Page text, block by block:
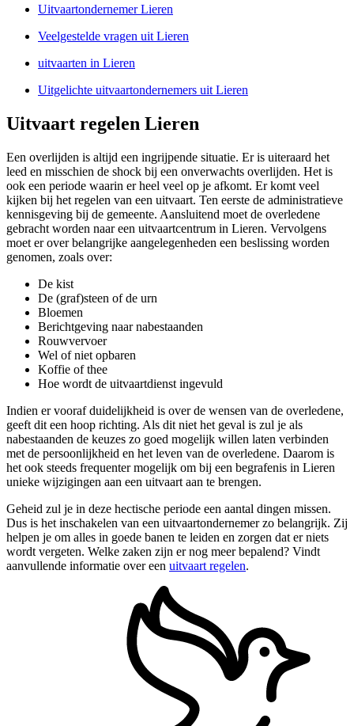
Uitvaartondernemer Lieren
Veelgestelde vragen uit Lieren
uitvaarten in Lieren
Uitgelichte uitvaartondernemers uit Lieren
Uitvaart regelen Lieren
Een overlijden is altijd een ingrijpende situatie. Er is uiteraard het
leed en misschien de shock bij een onverwachts overlijden. Het is
ook een periode waarin er heel veel op je afkomt. Er komt veel
kijken bij het regelen van een uitvaart. Ten eerste de administratieve
kennisgeving bij de gemeente. Aansluitend moet de overledene
gebracht worden naar een uitvaartcentrum in Lieren. Vervolgens
moet er over belangrijke aangelegenheden een beslissing worden
genomen, zoals over:
De kist
De (graf)steen of de urn
Bloemen
Berichtgeving naar nabestaanden
Rouwvervoer
Wel of niet opbaren
Koffie of thee
Hoe wordt de uitvaartdienst ingevuld
Indien er vooraf duidelijkheid is over de wensen van de overledene,
geeft dit een hoop richting. Als dit niet het geval is zul je als
nabestaanden de keuzes zo goed mogelijk willen laten verbinden
met de persoonlijkheid en het leven van de overledene. Daarom is
het ook steeds frequenter mogelijk om bij een begrafenis in Lieren
unieke wijzigingen aan een uitvaart aan te brengen.
Geheid zul je in deze hectische periode een aantal dingen missen.
Dus is het inschakelen van een uitvaartondernemer zo belangrijk. Zij
helpen je om alles in goede banen te leiden en zorgen dat er niets
wordt vergeten. Welke zaken zijn er nog meer bepalend? Vindt
aanvullende informatie over een uitvaart regelen.